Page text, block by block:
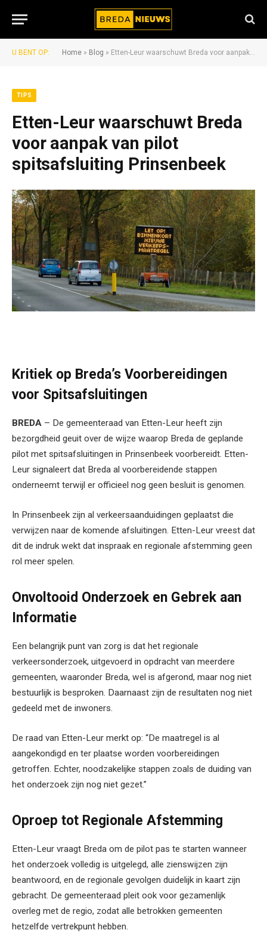
U BENT OP: Home » Blog » Etten-Leur waarschuwt Breda voor aanpak van pilot spitsafsluiting Prinsenbeek
TIPS
Etten-Leur waarschuwt Breda
voor aanpak van pilot
spitsafsluiting Prinsenbeek
Kritiek op Breda’s Voorbereidingen
voor Spitsafsluitingen
BREDA – De gemeenteraad van Etten-Leur heeft zijn
bezorgdheid geuit over de wijze waarop Breda de geplande
pilot met spitsafsluitingen in Prinsenbeek voorbereidt. Etten-
Leur signaleert dat Breda al voorbereidende stappen
onderneemt terwijl er officieel nog geen besluit is genomen.
In Prinsenbeek zijn al verkeersaanduidingen geplaatst die
verwijzen naar de komende afsluitingen. Etten-Leur vreest dat
dit de indruk wekt dat inspraak en regionale afstemming geen
rol meer spelen.
Onvoltooid Onderzoek en Gebrek aan
Informatie
Een belangrijk punt van zorg is dat het regionale
verkeersonderzoek, uitgevoerd in opdracht van meerdere
gemeenten, waaronder Breda, wel is afgerond, maar nog niet
bestuurlijk is besproken. Daarnaast zijn de resultaten nog niet
gedeeld met de inwoners.
De raad van Etten-Leur merkt op: “De maatregel is al
aangekondigd en ter plaatse worden voorbereidingen
getroffen. Echter, noodzakelijke stappen zoals de duiding van
het onderzoek zijn nog niet gezet.”
Oproep tot Regionale Afstemming
Etten-Leur vraagt Breda om de pilot pas te starten wanneer
het onderzoek volledig is uitgelegd, alle zienswijzen zijn
beantwoord, en de regionale gevolgen duidelijk in kaart zijn
gebracht. De gemeenteraad pleit ook voor gezamenlijk
overleg met de regio, zodat alle betrokken gemeenten
hetzelfde vertrekpunt hebben.